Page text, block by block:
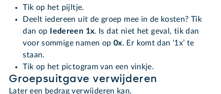
Tik op het pijltje.
Deelt iedereen uit de groep mee in de kosten? Tik
dan op
Iedereen 1x. Is dat niet het geval, tik dan
voor sommige namen op 0x. Er komt dan ‘1x’ te
staan.
Tik op het pictogram van een vinkje.
Groepsuitgave verwijderen
Later een bedrag verwijderen kan.